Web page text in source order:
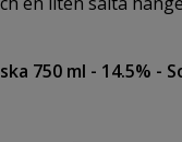
750 ml - 14.5% -